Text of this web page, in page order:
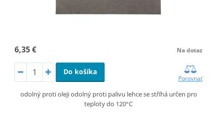
6,35 € Na dotaz
Do košíka
Porovnať
odolný proti oleji odolný proti palivu lehce se stříhá určen pro
teploty do 120°C